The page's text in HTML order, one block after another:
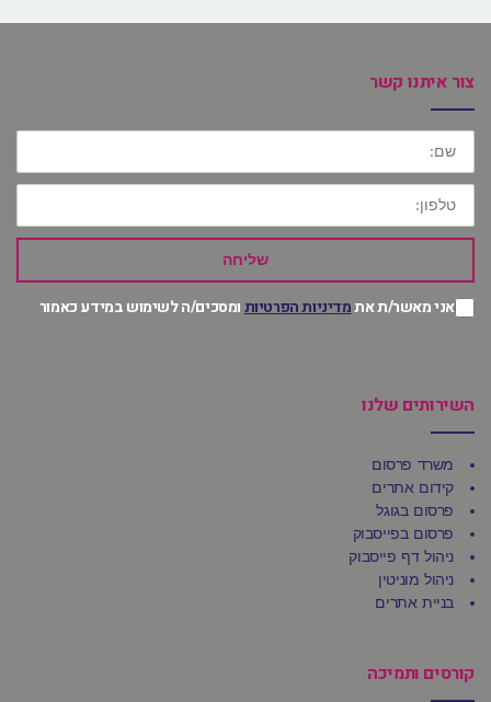
צור איתנו קשר
שם:
טלפון:
שליחה
אני מאשר/ת אתמדיניות הפרטיותומסכים/ה לשימוש במידע כאמור
השירותים שלנו
משרד פרסום
קידום אתרים
פרסום בגוגל
פרסום בפייסבוק
ניהול דף פייסבוק
ניהול מוניטין
בניית אתרים
קורסים ותמיכה